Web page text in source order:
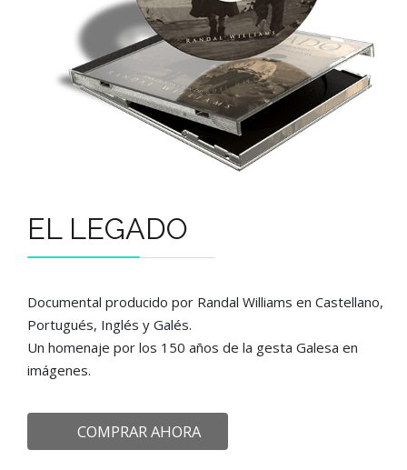
EL LEGADO
Documental producido por Randal Williams en Castellano,
Portugués, Inglés y Galés.
Un homenaje por los 150 años de la gesta Galesa en
imágenes.
COMPRAR AHORA